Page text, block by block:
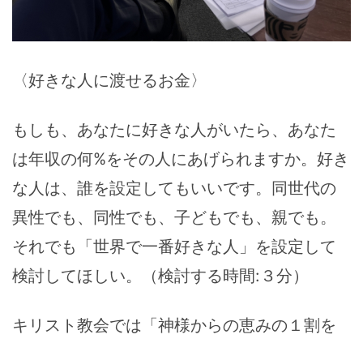
〈好きな人に渡せるお金〉
もしも、あなたに好きな人がいたら、あなた
は年収の何%をその人にあげられますか。好き
な人は、誰を設定してもいいです。同世代の
異性でも、同性でも、子どもでも、親でも。
それでも「世界で一番好きな人」を設定して
検討してほしい。（検討する時間:３分）
キリスト教会では「神様からの恵みの１割を